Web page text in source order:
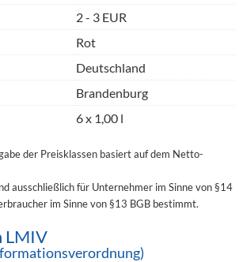
2 - 3 EUR
Rot
Deutschland
Brandenburg
6 x 1,00 l
der Preisklassen basiert auf dem Netto-
ausschließlich für Unternehmer im Sinne von §14
im Sinne von §13 BGB bestimmt.
LMIV